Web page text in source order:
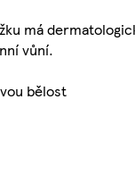
má
vůní.
bělost